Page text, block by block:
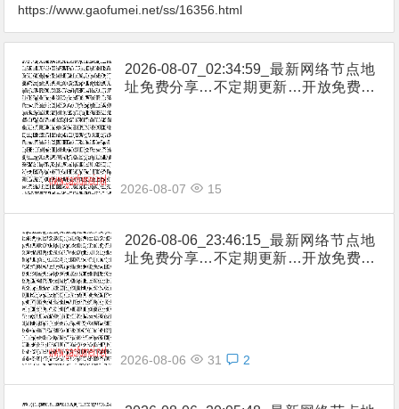
https://www.gaofumei.net/ss/16356.html
2026-08-07_02:34:59_最新网络节点地
址免费分享…不定期更新…开放免费分
2026-08-07 15
2026-08-06_23:46:15_最新网络节点地
址免费分享…不定期更新…开放免费分
2026-08-06 31 2